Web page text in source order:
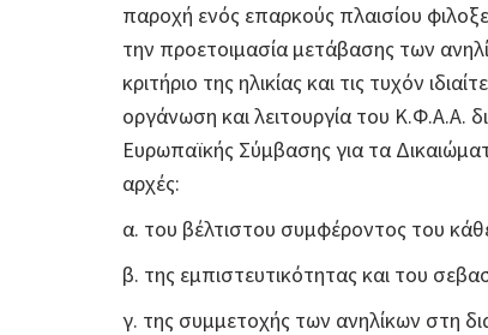
παροχή ενός επαρκούς πλαισίου
την προετοιμασία μετάβασης των
κριτήριο της ηλικίας και τις τυχόν
οργάνωση και λειτουργία του Κ.Φ.Α.Α.
Ευρωπαϊκής Σύμβασης για τα
αρχές:
α. του βέλτιστου συμφέροντος του
β. της εμπιστευτικότητας και του
γ. της συμμετοχής των ανηλίκων στη